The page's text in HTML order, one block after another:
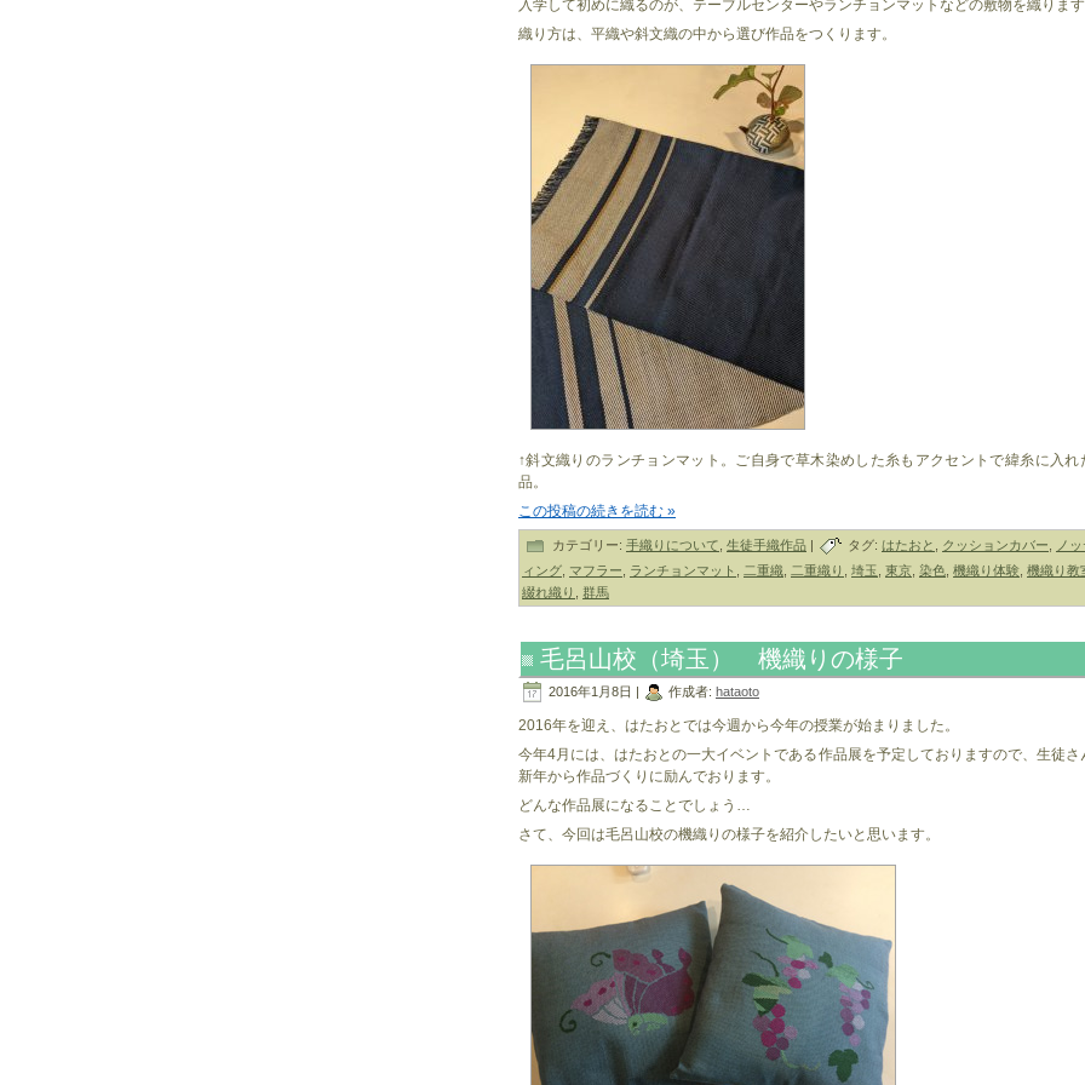
入学して初めに織るのが、テーブルセンターやランチョンマットなどの敷物を織りま
織り方は、平織や斜文織の中から選び作品をつくります。
↑斜文織りのランチョンマット。ご自身で草木染めした糸もアクセントで緯糸に入れ
品。
この投稿の続きを読む »
カテゴリー: 手織りについて 生徒手織作品 | タグ: はたおと クッションカバー
ノ
ィング マフラー ランチョンマット 二重織 二重織り 埼玉 東京 染色 機織り体験 機織り教
綴れ織り
群馬
毛呂山校（埼玉） 機織りの様子
2016年1月8日 | 作成者: hataoto
2016年を迎え、はたおとでは今週から今年の授業が始まりました。
今年4月には、はたおとの一大イベントである作品展を予定しておりますので、生徒さ
新年から作品づくりに励んでおります。
どんな作品展になることでしょう…
さて、今回は毛呂山校の機織りの様子を紹介したいと思います。